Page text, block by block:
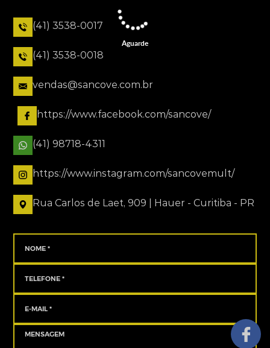
(41) 3538-0017
(41) 3538-0018
vendas@sancove.com.br
https://www.facebook.com/sancove/
(41) 98718-4311
https://www.instagram.com/sancovemult/
Rua Carlos de Laet, 909 | Hauer - Curitiba - PR
Aguarde